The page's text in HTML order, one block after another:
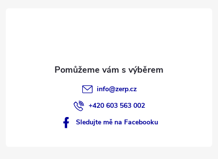
info@zerp.cz
+420 603 563 002
Sledujte mě na Facebooku